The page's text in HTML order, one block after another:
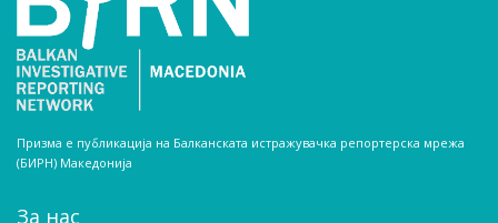
Призма е публикација на Балканската истражувачка репортерска мрежа
(БИРН) Македонија
За нас